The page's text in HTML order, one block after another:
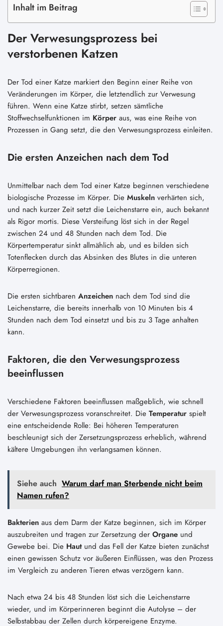
Inhalt im Beitrag
Der Verwesungsprozess bei
verstorbenen Katzen
Der Tod einer Katze markiert den Beginn einer Reihe von
Veränderungen im Körper, die letztendlich zur Verwesung
führen. Wenn eine Katze stirbt, setzen sämtliche
Stoffwechselfunktionen im Körper aus, was eine Reihe von
Prozessen in Gang setzt, die den Verwesungsprozess einleiten.
Die ersten Anzeichen nach dem Tod
Unmittelbar nach dem Tod einer Katze beginnen verschiedene
biologische Prozesse im Körper. Die Muskeln verhärten sich,
und nach kurzer Zeit setzt die Leichenstarre ein, auch bekannt
als Rigor mortis. Diese Versteifung löst sich in der Regel
zwischen 24 und 48 Stunden nach dem Tod. Die
Körpertemperatur sinkt allmählich ab, und es bilden sich
Totenflecken durch das Absinken des Blutes in die unteren
Körperregionen.
Die ersten sichtbaren Anzeichen nach dem Tod sind die
Leichenstarre, die bereits innerhalb von 10 Minuten bis 4
Stunden nach dem Tod einsetzt und bis zu 3 Tage anhalten
kann.
Faktoren, die den Verwesungsprozess
beeinflussen
Verschiedene Faktoren beeinflussen maßgeblich, wie schnell
der Verwesungsprozess voranschreitet. Die Temperatur spielt
eine entscheidende Rolle: Bei höheren Temperaturen
beschleunigt sich der Zersetzungsprozess erheblich, während
kältere Umgebungen ihn verlangsamen können.
Siehe auch Warum darf man Sterbende nicht beim
Namen rufen?
Bakterien aus dem Darm der Katze beginnen, sich im Körper
auszubreiten und tragen zur Zersetzung der Organe und
Gewebe bei. Die Hautund das Fell der Katze bieten zunächst
einen gewissen Schutz vor äußeren Einflüssen, was den Prozess
im Vergleich zu anderen Tieren etwas verzögern kann.
Nach etwa 24 bis 48 Stunden löst sich die Leichenstarre
wieder, und im Körperinneren beginnt die Autolyse – der
Selbstabbau der Zellen durch körpereigene Enzyme.